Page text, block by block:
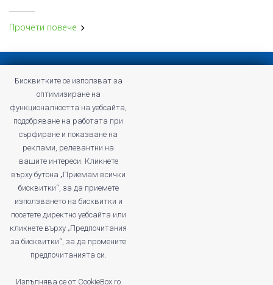
Прочети повече
Общи условия на Profitshare
Често задавани въпроси
Конфиденциална политика
profitshare.ro
profitshare.bg
© 2026Кънвършън Маркетинг ЕООД
Регистриран като администратор на лични данни в Комисията за
Бисквитките се използват за
оптимизиране на
функционалността на уебсайта,
подобряване на работата при
сърфиране и показване на
реклами, релевантни на
вашите интереси. Кликнете
върху бутона „Приемам всички
бисквитки“, за да приемете
използването на бисквитки и
посетете директно уебсайта или
кликнете върху „Предпочитания
за бисквитки“, за да промените
предпочитанията си.
Изпълнява се от CookieBox.ro